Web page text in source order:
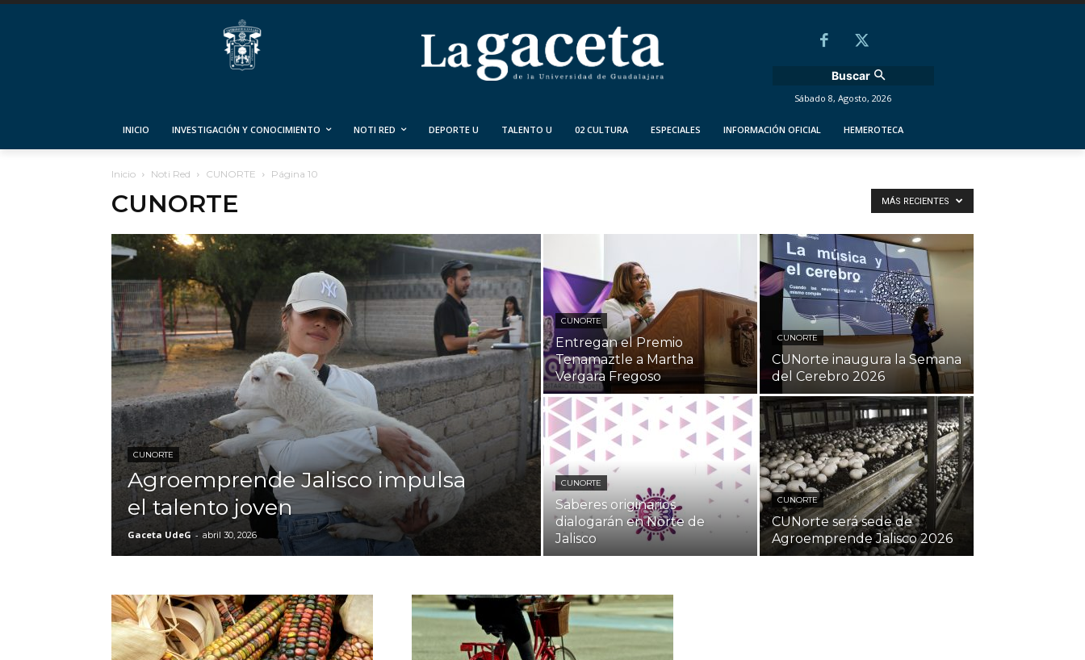
Buscar
Sábado 8, Agosto, 2026
INICIO INVESTIGACIÓN Y CONOCIMIENTO NOTI RED DEPORTE U TALENTO U 02 CULTURA ESPECIALES INFORMACIÓN OFICIAL HEMEROTECA
Inicio Noti Red CUNORTE Página 10
CUNORTE MÁS RECIENTES
CUNORTE
Agroemprende Jalisco impulsa
el talento joven
Gaceta UdeG - abril 30, 2026
CUNORTE
Entregan el Premio
Tenamaztle a Martha
Vergara Fregoso
CUNORTE
CUNorte inaugura la Semana
del Cerebro 2026
CUNORTE
Saberes originarios
dialogarán en Norte de
Jalisco
CUNORTE
CUNorte será sede de
Agroemprende Jalisco 2026